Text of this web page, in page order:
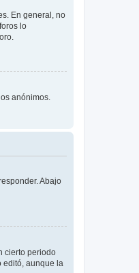
En general, no
lo
anónimos.
Abajo
cierto periodo
editó, aunque la